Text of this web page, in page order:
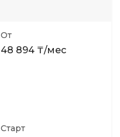
От
48 894 ₸/мес
Старт